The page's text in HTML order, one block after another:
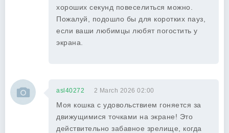
хороших секунд повеселиться можно.
Пожалуй, подошло бы для коротких пауз,
если ваши любимцы любят погостить у
экрана.
asl40272 2 March 2026 02:00
Моя кошка с удовольствием гоняется за
движущимися точками на экране! Это
действительно забавное зрелище, когда